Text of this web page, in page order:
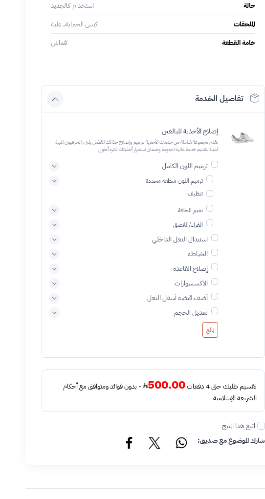
حالة
استخدام كالجديد
الملحقات
كيس الحماية, علبة
خامة القطعة
قماش
تفاصيل الخدمة
إصلاح الأحذية للبالغين
نقدم مجموعة شاملة من خدمات الأحذية لترميم وإصلاح حذائك المفضل يلتزم الحرفيون المهرة
لدينا بتقديم خدمة عالية الجودة وضمان استمرار أحذيتك لفترة أطول
ترميم اللون الكامل
ترميم اللون منطقة محددة
تنظيف
تغيير الحافة
الغراء/اللاصق
استبدال النعل الداخلي
الخياطة
إصلاح القاعدة
الاكسسوارات
أضف قبضة أسفل النعل
تعديل الحجم
بالغ
تقسيم طلبك حتى 4 دفعات 500.00 - بدون فوائد ومتوافق مع أحكام
الشريعة الإسلامية
اتبع هذا المنتج
شارك الموضوع مع صديق: